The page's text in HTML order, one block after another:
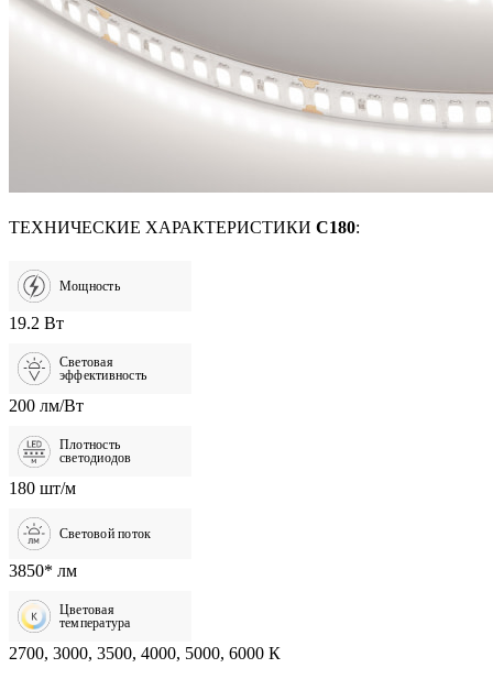
ТЕХНИЧЕСКИЕ ХАРАКТЕРИСТИКИ C180:
Мощность
19.2 Вт
Световая
эффективность
200 лм/Вт
Плотность
светодиодов
180 шт/м
Световой поток
3850* лм
Цветовая
температура
2700, 3000, 3500, 4000, 5000, 6000 К